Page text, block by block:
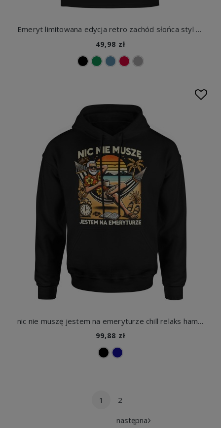
Emeryt limitowana edycja retro zachód słońca styl vintage klasyczny chill vibe Męska koszulka
49,98 zł
nic nie muszę jestem na emeryturze chill relaks hamak Męska bluza z kapturem
99,88 zł
1 2
następna